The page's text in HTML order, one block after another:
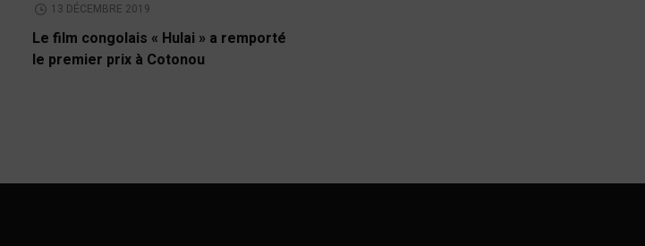
13 DÉCEMBRE 2019
Le film congolais « Hulai » a remporté
le premier prix à Cotonou